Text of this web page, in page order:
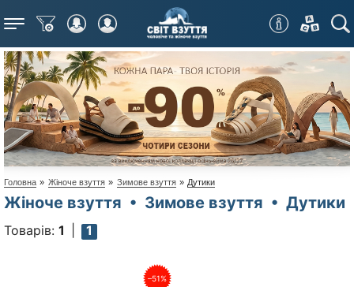
Меню
Головна » Жіноче взуття » Зимове взуття » Дутики
Жіноче взуття • Зимове взуття • Дутики
Товарів: 1 1
–51%